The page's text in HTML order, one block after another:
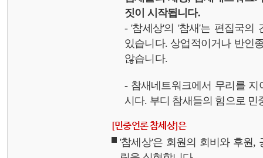
짓이 시작됩니다.
- '참세상'의 '참새'는 편집국의
있습니다. 상업적이거나 반인
않습니다.
- 참새네트워크에서 무리를
시다. 부디 참새들의 힘으로 민
[민중언론 참세상]은
'참세상'은 회원의 회비와 후원,